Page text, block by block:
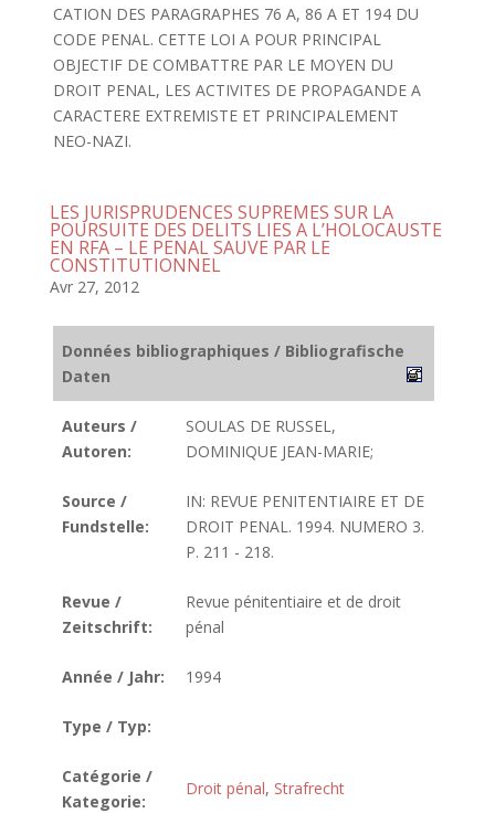
CATION DES PARAGRAPHES 76 A, 86 A ET 194 DU
CODE PENAL. CETTE LOI A POUR PRINCIPAL
OBJECTIF DE COMBATTRE PAR LE MOYEN DU
DROIT PENAL, LES ACTIVITES DE PROPAGANDE A
CARACTERE EXTREMISTE ET PRINCIPALEMENT
NEO-NAZI.
LES JURISPRUDENCES SUPREMES SUR LA
POURSUITE DES DELITS LIES A L’HOLOCAUSTE
EN RFA – LE PENAL SAUVE PAR LE
CONSTITUTIONNEL
Avr 27, 2012
Données bibliographiques / Bibliografische
Daten
Auteurs /
Autoren:
SOULAS DE RUSSEL,
DOMINIQUE JEAN-MARIE;
Source /
Fundstelle:
IN: REVUE PENITENTIAIRE ET DE
DROIT PENAL. 1994. NUMERO 3.
P. 211 - 218.
Revue /
Zeitschrift:
Revue pénitentiaire et de droit
pénal
Année / Jahr: 1994
Type / Typ:
Catégorie /
Kategorie:
Droit pénal, Strafrecht